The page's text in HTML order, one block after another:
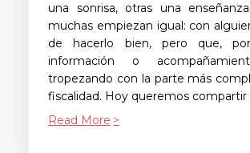
una sonrisa, otras una
muchas empiezan igual: con
de hacerlo bien, pero que,
información o
tropezando con la parte más
fiscalidad. Hoy queremos compartir
Read More